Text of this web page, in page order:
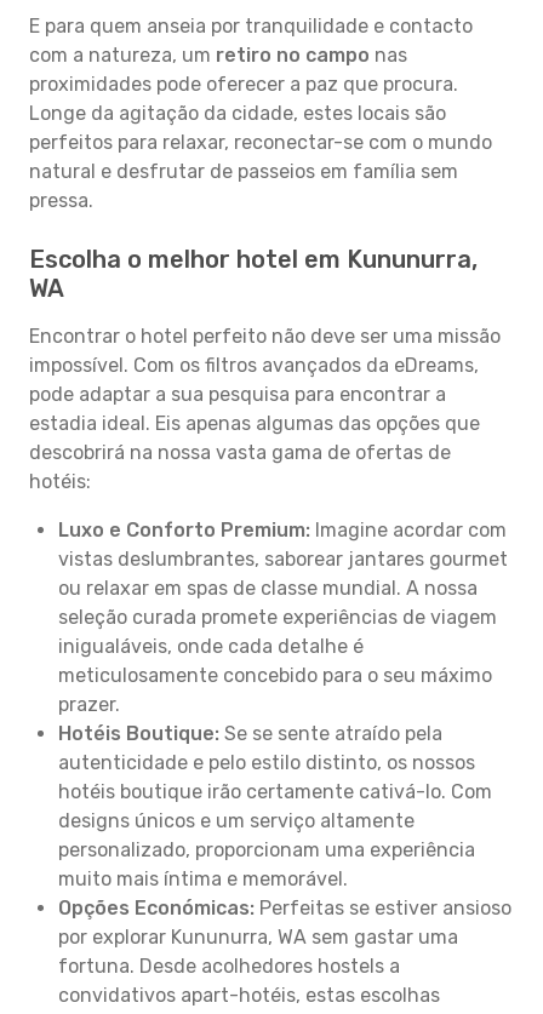
E para quem anseia por tranquilidade e contacto
com a natureza, um retiro no campo nas
proximidades pode oferecer a paz que procura.
Longe da agitação da cidade, estes locais são
perfeitos para relaxar, reconectar-se com o mundo
natural e desfrutar de passeios em família sem
pressa.
Escolha o melhor hotel em Kununurra,
WA
Encontrar o hotel perfeito não deve ser uma missão
impossível. Com os filtros avançados da eDreams,
pode adaptar a sua pesquisa para encontrar a
estadia ideal. Eis apenas algumas das opções que
descobrirá na nossa vasta gama de ofertas de
hotéis:
Luxo e Conforto Premium: Imagine acordar com
vistas deslumbrantes, saborear jantares gourmet
ou relaxar em spas de classe mundial. A nossa
seleção curada promete experiências de viagem
inigualáveis, onde cada detalhe é
meticulosamente concebido para o seu máximo
prazer.
Hotéis Boutique: Se se sente atraído pela
autenticidade e pelo estilo distinto, os nossos
hotéis boutique irão certamente cativá-lo. Com
designs únicos e um serviço altamente
personalizado, proporcionam uma experiência
muito mais íntima e memorável.
Opções Económicas: Perfeitas se estiver ansioso
por explorar Kununurra, WA sem gastar uma
fortuna. Desde acolhedores hostels a
convidativos apart-hotéis, estas escolhas